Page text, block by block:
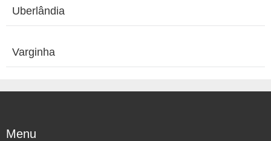
Uberlândia
Varginha
Menu